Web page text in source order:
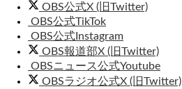
OBS公式X (旧Twitter)
OBS公式TikTok
OBS公式Instagram
OBS報道部X (旧Twitter)
OBSニュース公式Youtube
OBSラジオ公式X (旧Twitter)